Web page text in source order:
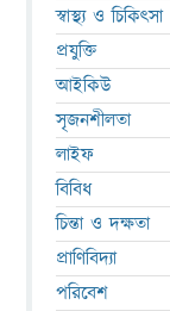
স্বাস্থ্য ও চিকিৎসা
প্রযুক্তি
আইকিউ
সৃজনশীলতা
লাইফ
বিবিধ
চিন্তা ও দক্ষতা
প্রাণিবিদ্যা
পরিবেশ